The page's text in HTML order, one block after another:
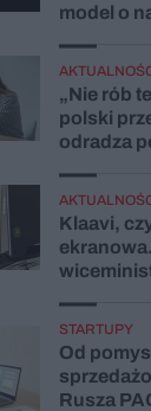
model o
„Nie rób
polski
odradza
Klaavi,
STARTUPY
Od
Rusza